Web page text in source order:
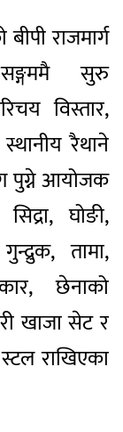
राजमार्ग
सङ्गममै सुरु
विस्तार,
रैथाने
पुग्ने आयोजक
घोङी,
तामा,
छेनाको
खाजा सेट र
राखिएका